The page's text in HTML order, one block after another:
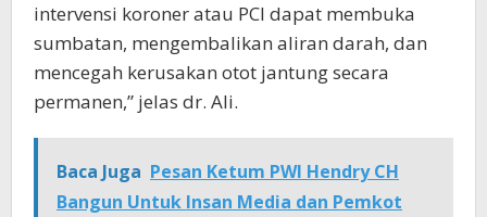
intervensi koroner atau PCI dapat membuka
sumbatan, mengembalikan aliran darah, dan
mencegah kerusakan otot jantung secara
permanen,” jelas dr. Ali.
Baca Juga Pesan Ketum PWI Hendry CH
Bangun Untuk Insan Media dan Pemkot